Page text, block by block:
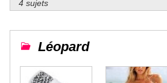
4 sujets
Léopard